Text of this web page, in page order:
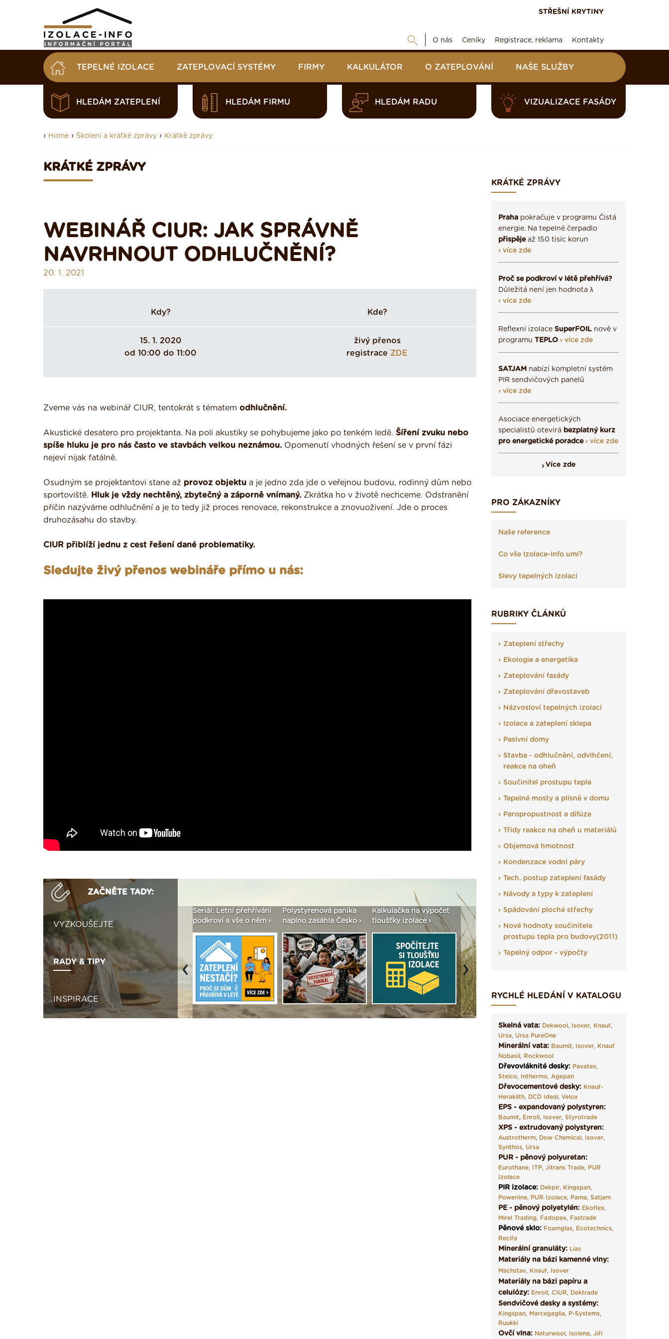
STŘEŠNÍ KRYTINY
O nás Ceníky Registrace, reklama Kontakty
TEPELNÉ IZOLACE ZATEPLOVACÍ SYSTÉMY FIRMY KALKULÁTOR O ZATEPLOVÁNÍ NAŠE SLUŽBY
HLEDÁM ZATEPLENÍ HLEDÁM FIRMU HLEDÁM RADU VIZUALIZACE FASÁDY
› Home › Školení a krátké zprávy › Krátké zprávy
KRÁTKÉ ZPRÁVY
WEBINÁŘ CIUR: JAK SPRÁVNĚ
NAVRHNOUT ODHLUČNĚNÍ?
20. 1. 2021
Kdy? Kde?
15. 1. 2020
od 10:00 do 11:00
živý přenos
registrace ZDE
Zveme vás na webinář CIUR, tentokrát s tématem odhlučnění.
Akustické desatero pro projektanta. Na poli akustiky se pohybujeme jako po tenkém ledě. Šíření zvuku nebo
spíše hluku je pro nás často ve stavbách velkou neznámou. Opomenutí vhodných řešení se v první fázi
nejeví nijak fatálně.
Osudným se projektantovi stane až provoz objektu a je jedno zda jde o veřejnou budovu, rodinný dům nebo
sportoviště.
Hluk je vždy nechtěný, zbytečný a záporně vnímaný. Zkrátka ho v životě nechceme. Odstranění
příčin nazýváme odhlučnění a je to tedy již proces renovace, rekonstrukce a znovuoživení. Jde o proces
druhozásahu do stavby.
CIUR přiblíží jednu z cest řešení dané problematiky.
Sledujte živý přenos webináře přímo u nás:
ZAČNĚTE TADY:
VYZKOUŠEJTE
RADY & TIPY
INSPIRACE
Vytvořte si vizualizaci
Není polystyren? My ho
seženeme! ›
Seriál: Letní přehřívání
podkroví a vše o něm ›
Polystyrenová panika
naplno zasáhla Česko ›
Kalkulačka na výpočet
tloušťky izolace ›
Seriál: Fasády ETICS a
vše podstatné v kostce ›
Vyberte si izolaci a pak
ji tady klidně poptejte ›
Previous Next
KRÁTKÉ ZPRÁVY
Praha pokračuje v programu Čistá
energie. Na tepelné čerpadlo
přispějeaž 150 tisíc korun
› více zde
Proč se podkroví v létě přehřívá?
Důležitá není jen hodnota λ
› více zde
Reflexní izolace SuperFOIL nově v
programu TEPLO › více zde
SATJAM nabízí kompletní systém
PIR sendvičových panelů
› více zde
Asociace energetických
specialistů otevírá bezplatný kurz
pro energetické poradce › více zde
Více zde
PRO ZÁKAZNÍKY
Naše reference
Co vše Izolace-Info umí?
Slevy tepelných izolací
RUBRIKY ČLÁNKŮ
Zateplení střechy
Ekologie a energetika
Zateplování fasády
Zateplování dřevostaveb
Názvosloví tepelných izolací
Izolace a zateplení sklepa
Pasivní domy
Stavba - odhlučnění, odvlhčení,
reakce na oheň
Součinitel prostupu tepla
Tepelné mosty a plísně v domu
Paropropustnost a difúze
Třídy reakce na oheň u materiálů
Objemová hmotnost
Kondenzace vodní páry
Tech. postup zateplení fasády
Návody a typy k zateplení
Spádování ploché střechy
Nové hodnoty součinitele
prostupu tepla pro budovy(2011)
Tepelný odpor - výpočty
RYCHLÉ HLEDÁNÍ V KATALOGU
Skelná vata: Dekwool, Isover, Knauf,
Ursa, Ursa PureOne
Minerální vata: Baumit, Isover, Knauf
Nobasil, Rockwool
Dřevovláknité desky: Pavatex,
Steico, Inthermo, Agepan
Dřevocementové desky: Knauf-
Heraklith, DCD Ideal, Velox
EPS - expandovaný polystyren:
Baumit, Enroll, Isover, Styrotrade
XPS - extrudovaný polystyren:
Austrotherm, Dow Chemical, Isover,
Synthos, Ursa
PUR - pěnový polyuretan:
Eurothane, ITP, Jitrans Trade, PUR
Izolace
PIR izolace: Dekpir, Kingspan,
Powerline, PUR Izolace, Pama, Satjam
PE - pěnový polyetylén: Ekoflex,
Mirel Trading, Fadopex, Fastrade
Pěnové sklo: Foamglas, Ecotechnics,
Recifa
Minerální granuláty: Lias
Materiály na bázi kamenné vlny:
Machstav, Knauf, Isover
Materiály na bázi papíru a
celulózy: Enroll, CIUR, Dektrade
Sendvičové desky a systémy:
Kingspan, Marcegaglia, P-Systems,
Ruukki
Ovčí vlna: Naturwool, Isolena, Jiří